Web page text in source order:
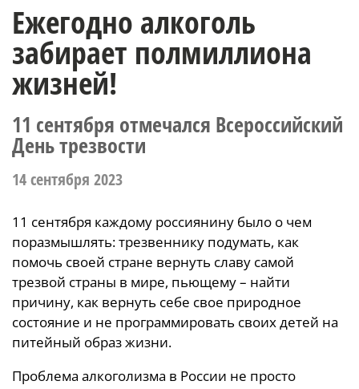
Ежегодно алкоголь
забирает полмиллиона
жизней!
11 сентября отмечался Всероссийский
День трезвости
14 сентября 2023
11 сентября каждому россиянину было о чем
поразмышлять: трезвеннику подумать, как
помочь своей стране вернуть славу самой
трезвой страны в мире, пьющему – найти
причину, как вернуть себе свое природное
состояние и не программировать своих детей на
питейный образ жизни.
Проблема алкоголизма в России не просто